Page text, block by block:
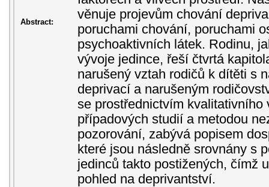
Abstract:
věnuje projevům chování
poruchami chování, poruchami
psychoaktivních látek. Rodinu,
vývoje jedince, řeší čtvrtá
narušený vztah rodičů k dítěti s
deprivací a narušeným
se prostřednictvím kvalitativního
případových studií a metodou
pozorování, zabývá popisem
které jsou následně srovnány s
jedinců takto postižených, čímž
pohled na deprivantství.